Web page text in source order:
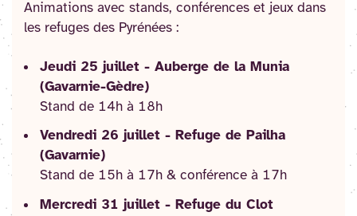
Animations avec stands, conférences et jeux dans
les refuges des Pyrénées :
Jeudi 25 juillet - Auberge de la Munia
(Gavarnie-Gèdre)
Stand de 14h à 18h
Vendredi 26 juillet - Refuge de Pailha
(Gavarnie)
Stand de 15h à 17h & conférence à 17h
Mercredi 31 juillet - Refuge du Clot